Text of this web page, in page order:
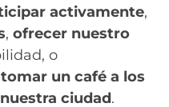
activamente,
, ofrecer nuestro
o
un café a los
ciudad.